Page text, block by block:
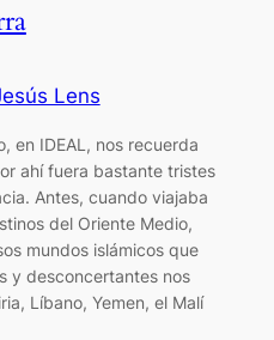
Lens
en IDEAL, nos recuerda
ahí fuera bastante tristes
Antes, cuando viajaba
del Oriente Medio,
mundos islámicos que
y desconcertantes nos
Líbano, Yemen, el Malí